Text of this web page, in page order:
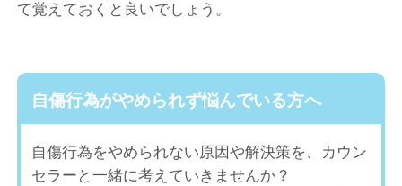
て覚えておくと良いでしょう。
自傷行為がやめられず悩んでいる方へ
自傷行為をやめられない原因や解決策を、カウン
セラーと一緒に考えていきませんか？